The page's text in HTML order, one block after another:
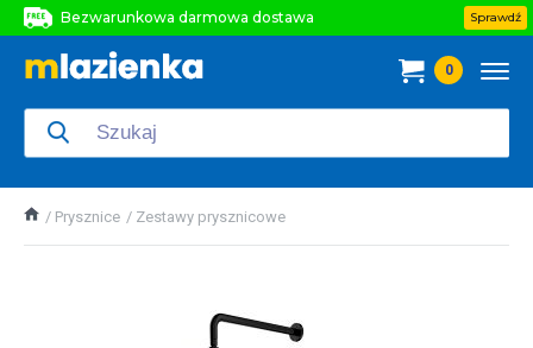
Bezwarunkowa darmowa dostawa
Bezwarunkowa darmowa dostawa
Sprawdź
0
Prysznice Zestawy prysznicowe